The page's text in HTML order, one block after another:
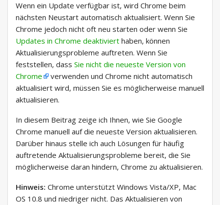
Wenn ein Update verfügbar ist, wird Chrome beim
nächsten Neustart automatisch aktualisiert. Wenn Sie
Chrome jedoch nicht oft neu starten oder wenn Sie
Updates in Chrome deaktiviert haben, können
Aktualisierungsprobleme auftreten. Wenn Sie
feststellen, dass Sie nicht die neueste Version von
Chrome
verwenden und Chrome nicht automatisch
aktualisiert wird, müssen Sie es möglicherweise manuell
aktualisieren.
In diesem Beitrag zeige ich Ihnen, wie Sie Google
Chrome manuell auf die neueste Version aktualisieren.
Darüber hinaus stelle ich auch Lösungen für häufig
auftretende Aktualisierungsprobleme bereit, die Sie
möglicherweise daran hindern, Chrome zu aktualisieren.
Hinweis: Chrome unterstützt Windows Vista/XP, Mac
OS 10.8 und niedriger nicht. Das Aktualisieren von